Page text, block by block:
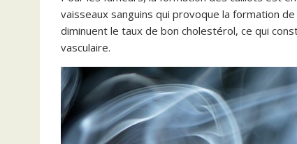
vaisseaux sanguins qui provoque la formation
diminuent le taux de bon cholestérol, ce qui
vasculaire.